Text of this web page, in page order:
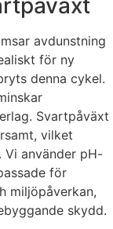
avdunstning
för ny
denna cykel.
Svartpåväxt
vilket
Vi använder pH-
för
miljöpåverkan,
skydd.